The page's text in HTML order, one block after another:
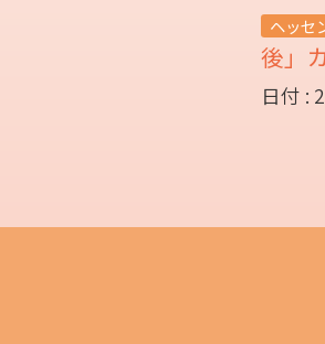
ヘッセ
後」
日付 :